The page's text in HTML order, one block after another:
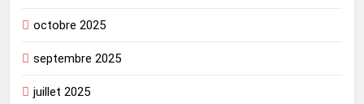
octobre 2025
septembre 2025
juillet 2025